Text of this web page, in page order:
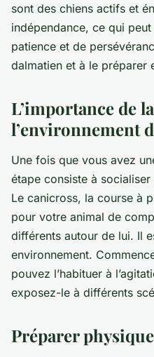
sont des chiens actifs et
indépendance, ce qui
patience et de
dalmatien et à le préparer
L’importance de
l’environnement
Une fois que vous avez
étape consiste à
Le canicross, la course à
pour votre animal de
différents autour de lui. Il
environnement.
pouvez l’habituer à
exposez-le à différents
Préparer